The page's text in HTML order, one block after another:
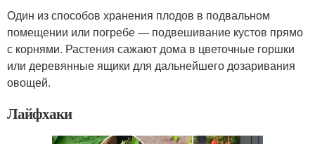
Один из способов хранения плодов в подвальном
помещении или погребе — подвешивание кустов прямо
с корнями. Растения сажают дома в цветочные горшки
или деревянные ящики для дальнейшего дозаривания
овощей.
Лайфхаки